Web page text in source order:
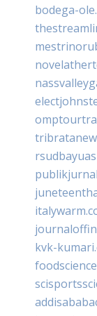
bodega-
kvk-